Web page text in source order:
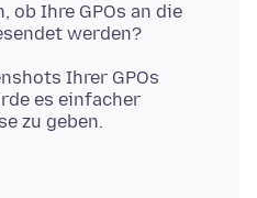
ob Ihre GPOs an die
Ihrer GPOs
es einfacher